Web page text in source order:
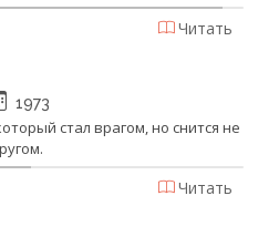
Читать
1973
стал врагом, но снится не
Читать